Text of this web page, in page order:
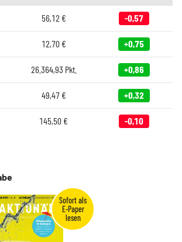
56,12 € -0,57
12,70€ +0,75
26.364,93 Pkt. +0,86
49,47€ +0,32
145,50 € -0,10